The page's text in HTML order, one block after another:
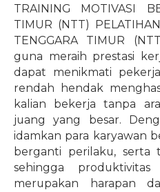
TRAINING MOTIVASI
TIMUR (NTT)
TENGGARA TIMUR
guna meraih prestasi
dapat menikmati
rendah hendak
kalian bekerja tanpa
juang yang besar.
idamkan para karyawan
berganti perilaku, serta
sehingga
merupakan harapan